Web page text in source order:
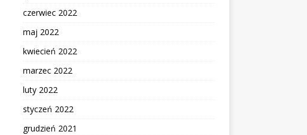
czerwiec 2022
maj 2022
kwiecień 2022
marzec 2022
luty 2022
styczeń 2022
grudzień 2021